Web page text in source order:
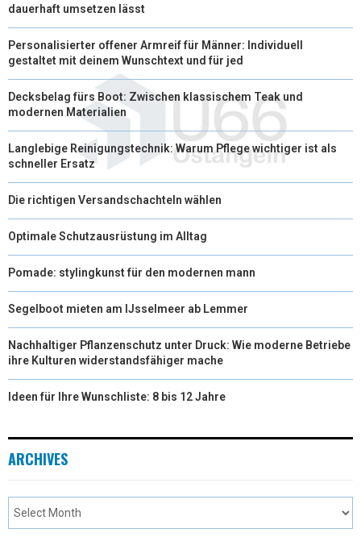
)
dauerhaft umsetzen lässt
Personalisierter offener Armreif für Männer: Individuell
gestaltet mit deinem Wunschtext und für jed
Decksbelag fürs Boot: Zwischen klassischem Teak und
modernen Materialien
Langlebige Reinigungstechnik: Warum Pflege wichtiger ist als
schneller Ersatz
Die richtigen Versandschachteln wählen
Optimale Schutzausrüstung im Alltag
Pomade: stylingkunst für den modernen mann
Segelboot mieten am IJsselmeer ab Lemmer
Nachhaltiger Pflanzenschutz unter Druck: Wie moderne Betriebe
ihre Kulturen widerstandsfähiger mache
Ideen für Ihre Wunschliste: 8 bis 12 Jahre
ARCHIVES